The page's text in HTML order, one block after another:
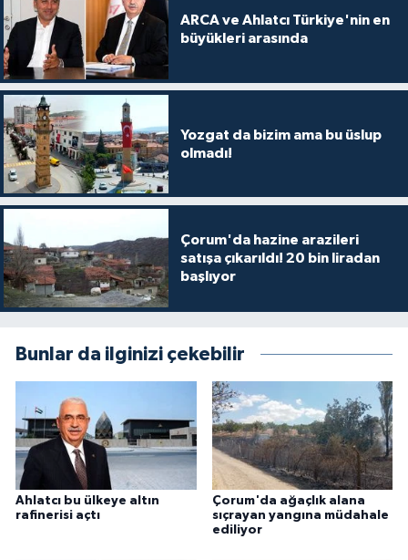
ARCA ve Ahlatcı Türkiye'nin en
büyükleri arasında
Yozgat da bizim ama bu üslup
olmadı!
Çorum'da hazine arazileri
satışa çıkarıldı! 20 bin liradan
başlıyor
Bunlar da ilginizi çekebilir
Ahlatcı bu ülkeye altın
rafinerisi açtı
Çorum'da ağaçlık alana
sıçrayan yangına müdahale
ediliyor